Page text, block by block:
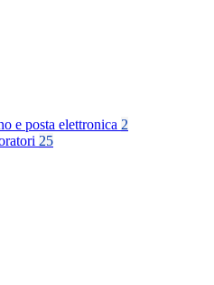
e posta elettronica 2
25